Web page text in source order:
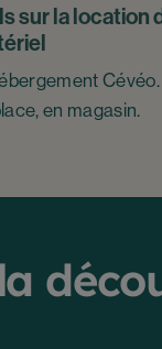
sur la location
Cévéo.
en magasin.